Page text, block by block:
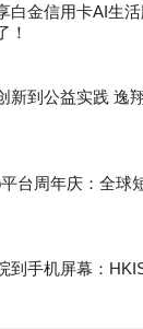
白金信用卡AI生
！
新到公益实践 逸
台周年庆：全球
到手机屏幕：